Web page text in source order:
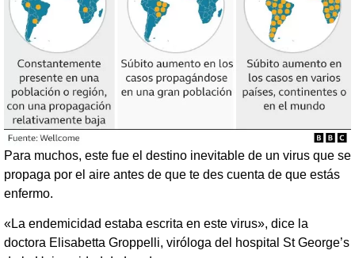
Para muchos, este fue el destino inevitable de un virus que se
propaga por el aire antes de que te des cuenta de que estás
enfermo.
«La endemicidad estaba escrita en este virus», dice la
doctora Elisabetta Groppelli, viróloga del hospital St George’s